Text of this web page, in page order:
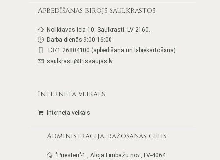
Apbedīšanas birojs Saulkrastos
Noliktavas iela 10, Saulkrasti, LV-2160.
Darba dienās 9:00-16:00
+371 26804100 (apbedīšana un labiekārtošana)
saulkrasti@trissaujas.lv
Interneta veikals
Interneta veikals
Administrācija, ražošanas cehs
"Priesteri"-1 , Aloja Limbažu nov., LV-4064